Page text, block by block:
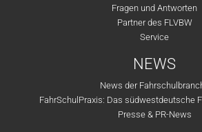
Fragen und Antworten
Partner des FLVBW
Service
NEWS
News der
FahrSchulPraxis: Das südwestdeutsche
Presse & PR-News